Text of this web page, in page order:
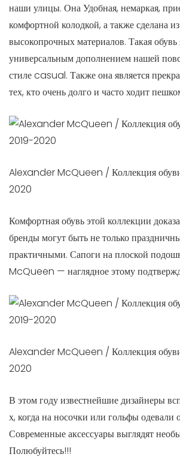
наши улицы. Она Удобная, немаркая,
комфортной колодкой, а также сделана
высокопрочных материалов. Такая обувь
универсальным дополнением нашей
стиле casual. Также она является
тех, кто очень долго и часто ходит
Alexander McQueen / Коллекция
2020
Комфортная обувь этой коллекции
бренды могут быть не только
практичными. Сапоги на плоской
McQueen — наглядное этому
Alexander McQueen / Коллекция
2020
В этом году известнейшие дизайнеры
х, когда на носочки или гольфы одевали
Современные аксессуары выглядят
Полюбуйтесь!!!